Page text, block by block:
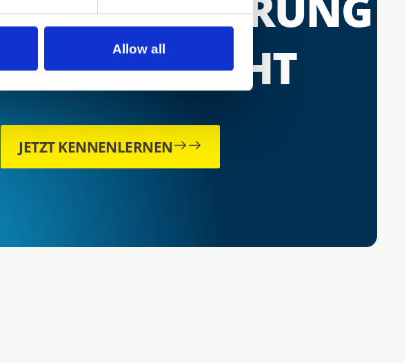
Allow all
NEU GEDACHT
JETZT KENNENLERNEN